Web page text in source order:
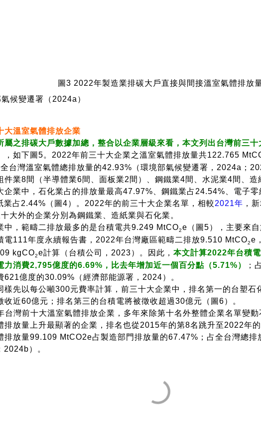
圖3 2022年製造業排碳大戶直接與間接溫室氣體排放
候變遷署（2024a）
大溫室氣體排放企業
屬之排碳大戶數據加總，整合以企業層級來看，本文列出台灣前三
，如下圖5。2022年前三十大企業之溫室氣體排放量共122.765
台灣溫室氣體總排放量的42.93%（環境部氣候變遷署，2024a；
件業8間（半導體業6間、面板業2間）、鋼鐵業4間、水泥業4間、
企業中，石化業占的排放量最高47.97%、鋼鐵業占24.54%、電子
業占2.44%（圖4）。2022年的前三十大企業名單，相較2021年 ，
大外的企業分別為鋼鐵業、造紙業與石化業。
中，範疇二排放最多的是台積電共9.249 MtCO2 e（圖5），主要來
電111年度永續報告書，2022年台灣廠區範疇二排放9.510 MtCO2 e
kgCO2e計算（台積公司，2023）。因此，本文計算2022年台積
力消費2,795億度的6.69%，比去年增加近一個百分點（5.71%）
；
621億度的30.09%（經濟部能源署，2024）。
樣先以每公噸300元費率計算，前三十大企業中，排名第一的台塑石
收近60億元；排名第三的台積電將被徵收超過30億元（圖6）。
台灣前十大溫室氣體排放企業，多年來除第十名外整體企業名單變
排放量上升最顯著的企業，排名也從2015年的第8名跳升至2022年
排放量99.109 MtCO2e占製造部門排放量的67.47%；占全台灣總排
）。